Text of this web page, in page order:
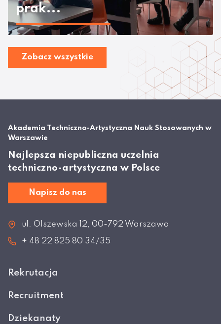
prak...
Zobacz wszystkie
Akademia Techniczno-Artystyczna Nauk Stosowanych w
Warszawie
Najlepsza niepubliczna uczelnia
techniczno-artystyczna w Polsce
Napisz do nas
ul. Olszewska 12, 00-792 Warszawa
+ 48 22 825 80 34/35
Rekrutacja
Recruitment
Dziekanaty